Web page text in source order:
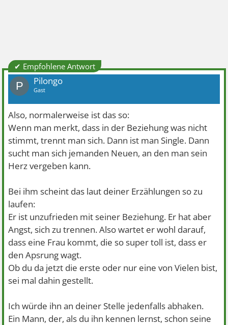
✔ Empfohlene Antwort
P Pilongo
Gast
Also, normalerweise ist das so:
Wenn man merkt, dass in der Beziehung was nicht
stimmt, trennt man sich. Dann ist man Single. Dann
sucht man sich jemanden Neuen, an den man sein
Herz vergeben kann.
Bei ihm scheint das laut deiner Erzählungen so zu
laufen:
Er ist unzufrieden mit seiner Beziehung. Er hat aber
Angst, sich zu trennen. Also wartet er wohl darauf,
dass eine Frau kommt, die so super toll ist, dass er
den Apsrung wagt.
Ob du da jetzt die erste oder nur eine von Vielen bist,
sei mal dahin gestellt.
Ich würde ihn an deiner Stelle jedenfalls abhaken.
Ein Mann, der, als du ihn kennen lernst, schon seine